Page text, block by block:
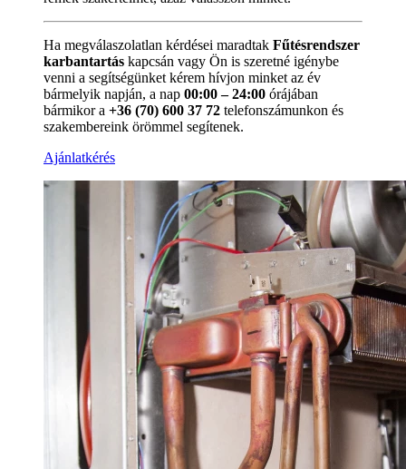
Ha megválaszolatlan kérdései maradtak Fűtésrendszer
karbantartás kapcsán vagy Ön is szeretné igénybe
venni a segítségünket kérem hívjon minket az év
bármelyik napján, a nap 00:00 – 24:00 órájában
bármikor a +36 (70) 600 37 72 telefonszámunkon és
szakembereink örömmel segítenek.
Ajánlatkérés